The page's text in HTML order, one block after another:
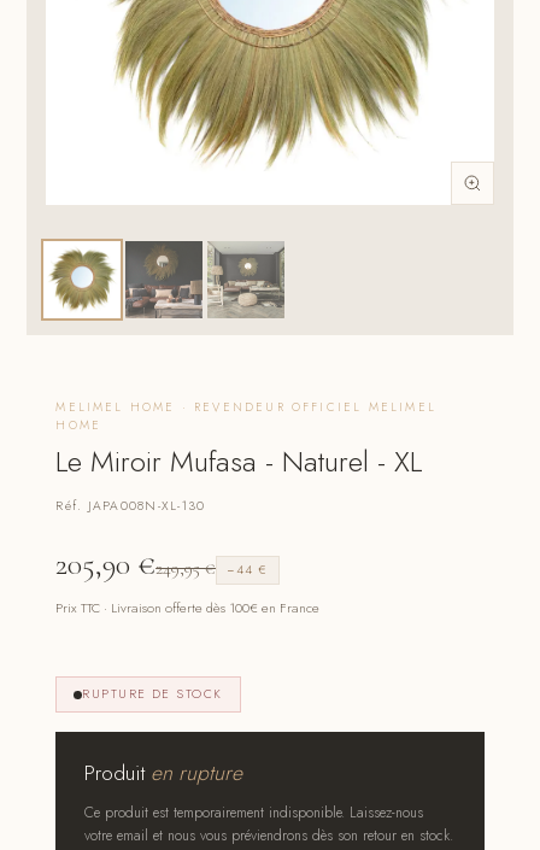
MELIMEL HOME · REVENDEUR OFFICIEL MELIMEL
HOME
Le Miroir Mufasa - Naturel - XL
Réf. JAPA008N-XL-130
205,90 €249,95€ −44 €
Prix TTC · Livraison offerte dès 100€ en France
RUPTURE DE STOCK
Produiten rupture
Ce produit est temporairement indisponible. Laissez-nous
votre email et nous vous préviendrons dès son retour en stock.